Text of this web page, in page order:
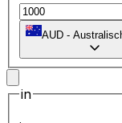
AUD -
in